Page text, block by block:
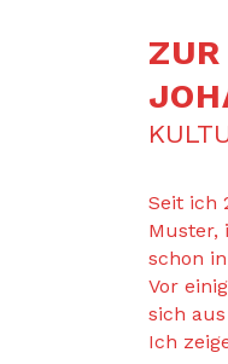
Seit ich
Muster,
schon
Vor
sich
Ich